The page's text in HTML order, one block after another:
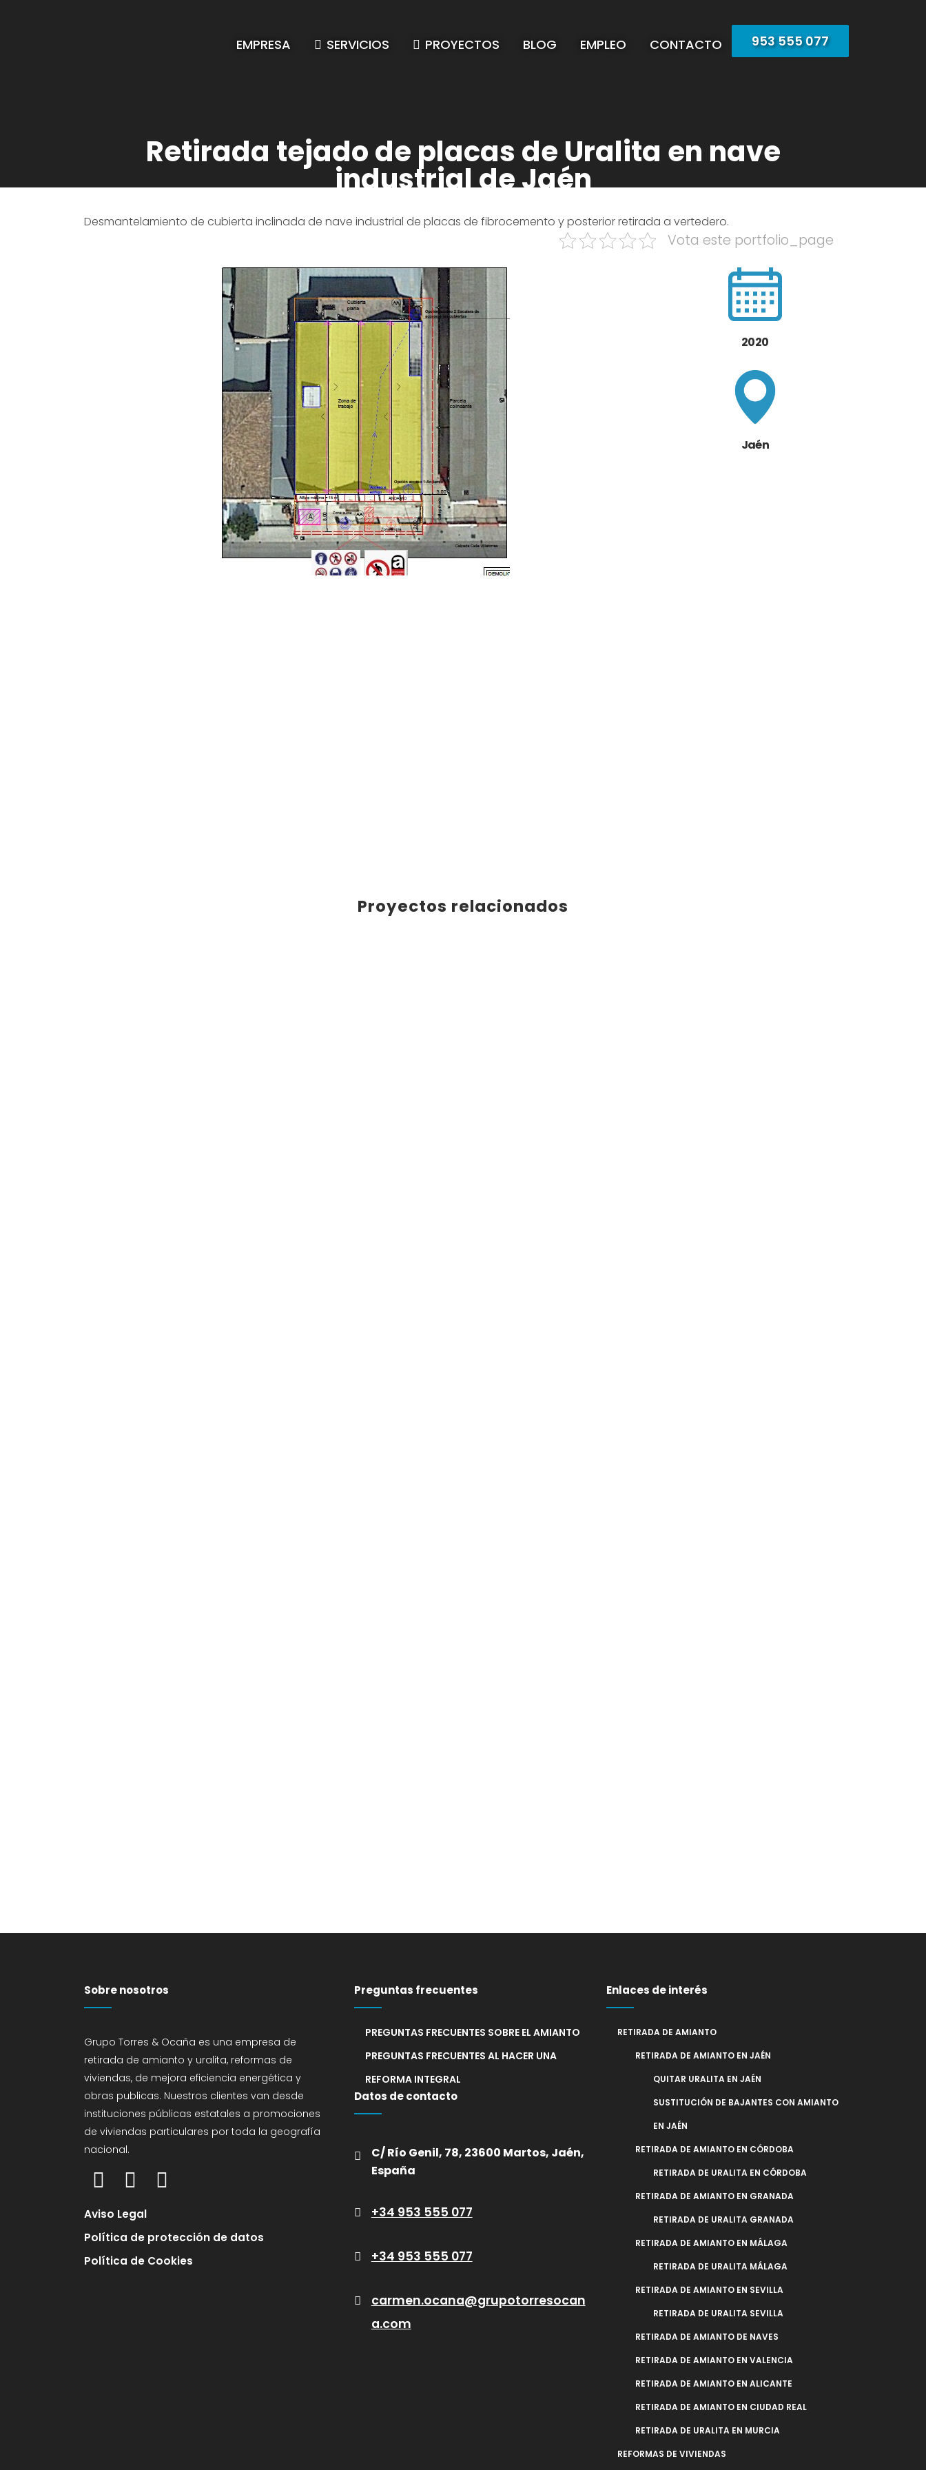
953 555 077
EMPRESA SERVICIOS PROYECTOS BLOG EMPLEO CONTACTO
Retirada tejado de placas de Uralita en nave
industrial de Jaén
Desmantelamiento de cubierta inclinada de nave industrial de placas de fibrocemento y posterior retirada a vertedero.
Vota este portfolio_page
2020
Jaén
Proyectos relacionados
Sobre nosotros
Grupo Torres & Ocaña es una empresa de
retirada de amianto y uralita, reformas de
viviendas, de mejora eficiencia energética y
obras publicas. Nuestros clientes van desde
instituciones públicas estatales a promociones
de viviendas particulares por toda la geografía
nacional.
Aviso Legal
Política de protección de datos
Política de Cookies
Preguntas frecuentes
PREGUNTAS FRECUENTES SOBRE EL AMIANTO
PREGUNTAS FRECUENTES AL HACER UNA
REFORMA INTEGRAL
Datos de contacto
C/ Río Genil, 78, 23600 Martos, Jaén,
España
+34 953 555 077
+34 953 555 077
carmen.ocana@grupotorresocan
a.com
Enlaces de interés
RETIRADA DE AMIANTO
RETIRADA DE AMIANTO EN JAÉN
QUITAR URALITA EN JAÉN
SUSTITUCIÓN DE BAJANTES CON AMIANTO
EN JAÉN
RETIRADA DE AMIANTO EN CÓRDOBA
RETIRADA DE URALITA EN CÓRDOBA
RETIRADA DE AMIANTO EN GRANADA
RETIRADA DE URALITA GRANADA
RETIRADA DE AMIANTO EN MÁLAGA
RETIRADA DE URALITA MÁLAGA
RETIRADA DE AMIANTO EN SEVILLA
RETIRADA DE URALITA SEVILLA
RETIRADA DE AMIANTO DE NAVES
RETIRADA DE AMIANTO EN VALENCIA
RETIRADA DE AMIANTO EN ALICANTE
RETIRADA DE AMIANTO EN CIUDAD REAL
RETIRADA DE URALITA EN MURCIA
REFORMAS DE VIVIENDAS